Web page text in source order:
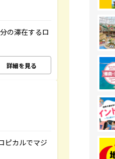
の滞在するロ
詳細を見る
ピカルでマジ